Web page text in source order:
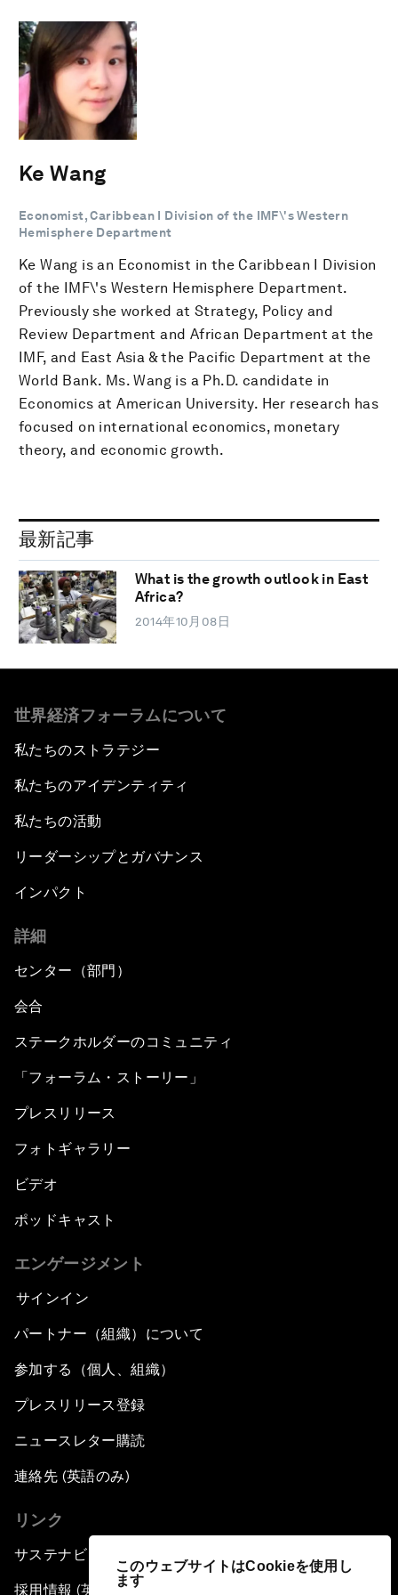
このウェブサイトはCookieを使用し
ます
Ke Wang
Economist, Caribbean I Division of the IMF\'s Western
Hemisphere Department
Ke Wang is an Economist in the Caribbean I Division
of the IMF\'s Western Hemisphere Department.
Previously she worked at Strategy, Policy and
Review Department and African Department at the
IMF, and East Asia & the Pacific Department at the
World Bank. Ms. Wang is a Ph.D. candidate in
Economics at American University. Her research has
focused on international economics, monetary
theory, and economic growth.
最新記事
What is the growth outlook in East
Africa?
2014年10月08日
世界経済フォーラムについて
私たちのストラテジー
私たちのアイデンティティ
私たちの活動
リーダーシップとガバナンス
インパクト
詳細
センター（部門）
会合
ステークホルダーのコミュニティ
「フォーラム・ストーリー」
プレスリリース
フォトギャラリー
ビデオ
ポッドキャスト
エンゲージメント
サインイン
パートナー（組織）について
参加する（個人、組織）
プレスリリース登録
ニュースレター購読
連絡先 (英語のみ)
リンク
サステナビリティへの取り組み
採用情報 (英語のみ)